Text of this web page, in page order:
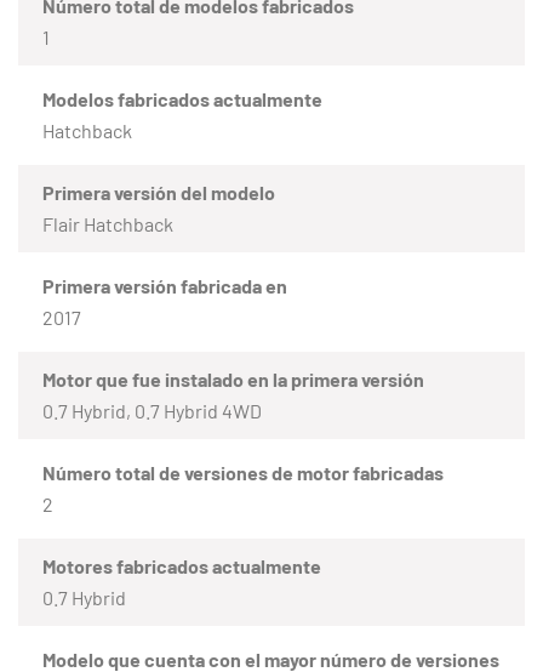
Número total de modelos fabricados
1
Modelos fabricados actualmente
Hatchback
Primera versión del modelo
Flair Hatchback
Primera versión fabricada en
2017
Motor que fue instalado en la primera versión
0.7 Hybrid, 0.7 Hybrid 4WD
Número total de versiones de motor fabricadas
2
Motores fabricados actualmente
0.7 Hybrid
Modelo que cuenta con el mayor número de versiones